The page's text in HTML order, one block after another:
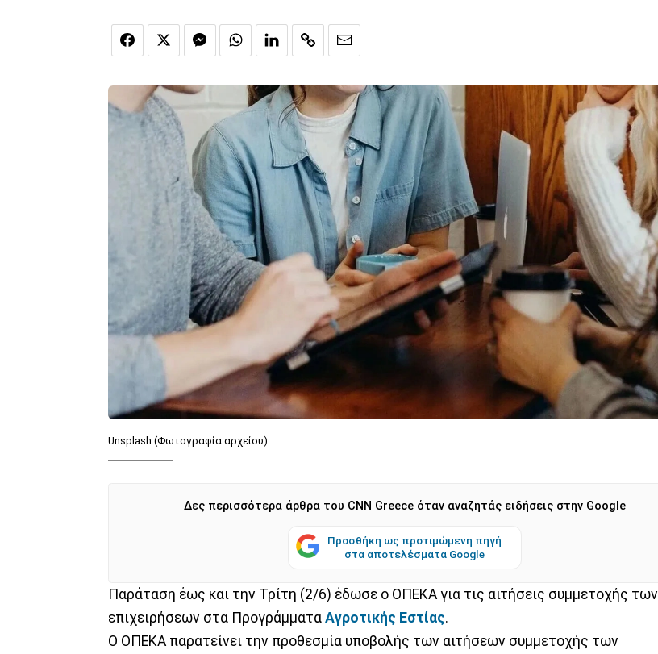
Unsplash (Φωτογραφία αρχείου)
Δες περισσότερα άρθρα του CNN Greece όταν αναζητάς ειδήσεις στην Google
Προσθήκη ως προτιμώμενη πηγή
στα αποτελέσματα Google
Παράταση έως και την Τρίτη (2/6) έδωσε ο ΟΠΕΚΑ για τις αιτήσεις συμμετοχής των
επιχειρήσεων στα Προγράμματα Αγροτικής Εστίας.
Ο ΟΠΕΚΑ παρατείνει την προθεσμία υποβολής των αιτήσεων συμμετοχής των